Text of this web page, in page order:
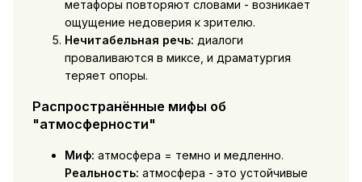
метафоры повторяют словами - возникает
ощущение недоверия к зрителю.
Нечитабельная речь: диалоги
проваливаются в миксе, и драматургия
теряет опоры.
Распространённые мифы об
"атмосферности"
Миф: атмосфера = темно и медленно.
Реальность: атмосфера - это устойчивые